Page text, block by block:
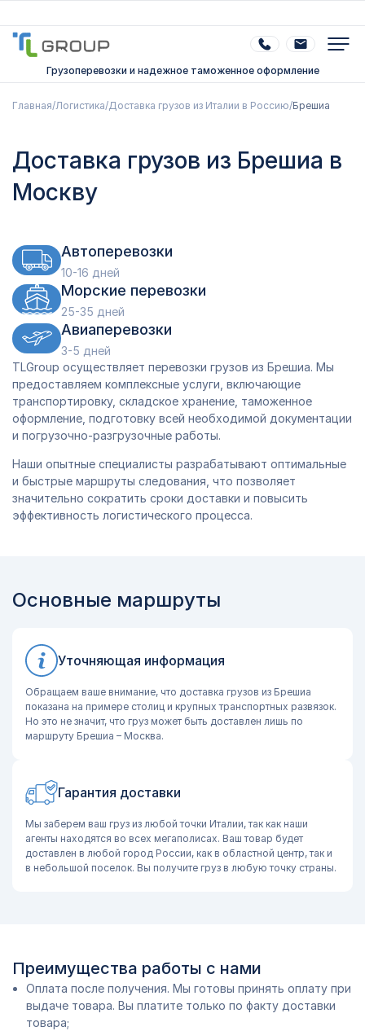
Грузоперевозки и надежное таможенное оформление
Главная/Логистика/Доставка грузов из Италии в Россию/Брешиа
Доставка грузов из Брешиа в
Москву
Автоперевозки
10-16 дней
Морские перевозки
25-35 дней
Авиаперевозки
3-5 дней
TLGroup осуществляет перевозки грузов из Брешиа. Мы
предоставляем комплексные услуги, включающие
транспортировку, складское хранение, таможенное
оформление, подготовку всей необходимой документации
и погрузочно-разгрузочные работы.
Наши опытные специалисты разрабатывают оптимальные
и быстрые маршруты следования, что позволяет
значительно сократить сроки доставки и повысить
эффективность логистического процесса.
Основные маршруты
Уточняющая информация
Обращаем ваше внимание, что доставка грузов из Брешиа
показана на примере столиц и крупных транспортных развязок.
Но это не значит, что груз может быть доставлен лишь по
маршруту Брешиа – Москва.
Гарантия доставки
Мы заберем ваш груз из любой точки Италии, так как наши
агенты находятся во всех мегаполисах. Ваш товар будет
доставлен в любой город России, как в областной центр, так и
в небольшой поселок. Вы получите груз в любую точку страны.
Преимущества работы с нами
Оплата после получения. Мы готовы принять оплату при
выдаче товара. Вы платите только по факту доставки
товара;